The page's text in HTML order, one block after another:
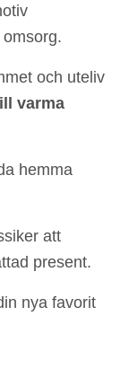
och uteliv
varma
hemma
att
present.
nya favorit